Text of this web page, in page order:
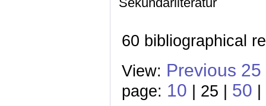
60 bibliographical
View: Previous 25
page: 10 | 25 | 50 |